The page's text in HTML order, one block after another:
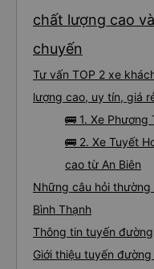
chất lượng cao
chuyến
Tư vấn TOP 2 xe
lượng cao, uy tín, giá
🚌 1. Xe Phương
🚌 2. Xe Tuyết
cao từ An Biên
Những câu hỏi
Bình Thạnh
Thông tin tuyến đường
Giới thiệu tuyến